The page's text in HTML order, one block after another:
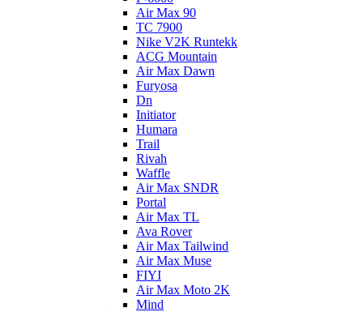
Air Max 90
TC 7900
Nike V2K Runtekk
ACG Mountain
Air Max Dawn
Furyosa
Dn
Initiator
Humara
Trail
Rivah
Waffle
Air Max SNDR
Portal
Air Max TL
Ava Rover
Air Max Tailwind
Air Max Muse
FIYI
Air Max Moto 2K
Mind